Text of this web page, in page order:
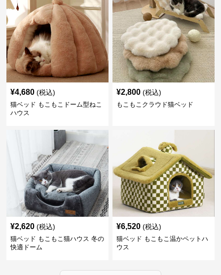
¥4,680 (税込)
猫ベッド もこもこドーム型ねこ
ハウス
¥2,800 (税込)
もこもこクラウド猫ベッド
¥2,620 (税込)
猫ベッド もこもこ猫ハウス 冬の
快適ドーム
¥6,520 (税込)
猫ベッド もこもこ温かペットハ
ウス